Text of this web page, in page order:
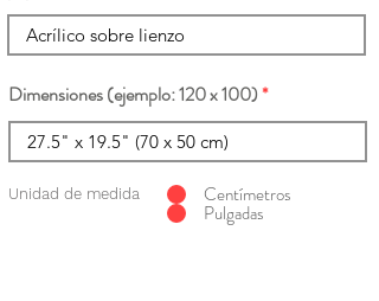
Dimensiones (ejemplo: 120 x 100)
Unidad de medida Centímetros
Pulgadas